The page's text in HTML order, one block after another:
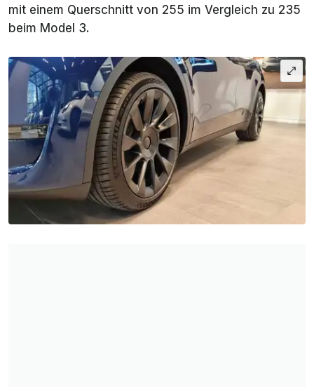
mit einem Querschnitt von 255 im Vergleich zu 235
beim Model 3.